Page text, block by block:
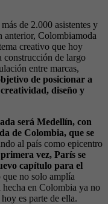
de 2.000 asistentes y
anterior, Colombiamoda
creativo que hoy
construcción de largo
entre marcas,
de posicionar a
diseño y
será Medellín, con
de Colombia, que se
al país como epicentro
vez, París se
capítulo para el
que no solo amplía
en Colombia ya no
es parte de ella.